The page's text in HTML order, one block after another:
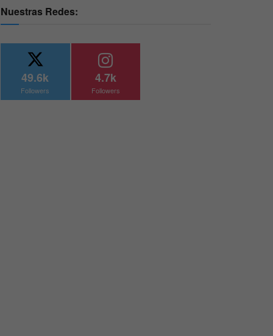
Nuestras Redes:
49.6k
Followers
4.7k
Followers